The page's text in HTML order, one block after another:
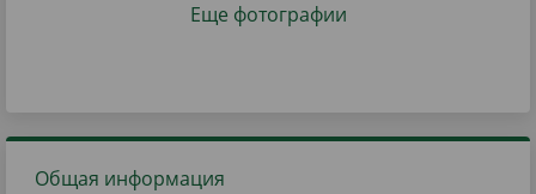
Еще фотографии
Общая информация